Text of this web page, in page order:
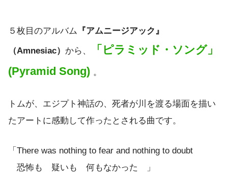
５枚目のアルバム 『アムニージアック』
（Amnesiac） から、
「ピラミッド・ソング」
(Pyramid Song) 。
トムが、エジプト神話の、死者が川を渡る場面を描い
たアートに感動して作ったとされる曲です。
「There was nothing to fear and nothing to doubt
恐怖も 疑いも 何もなかった 」